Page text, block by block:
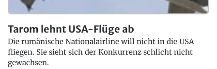
Tarom lehnt USA-Flüge ab
Die rumänische Nationalairline will nicht in die USA
fliegen. Sie sieht sich der Konkurrenz schlicht nicht
gewachsen.